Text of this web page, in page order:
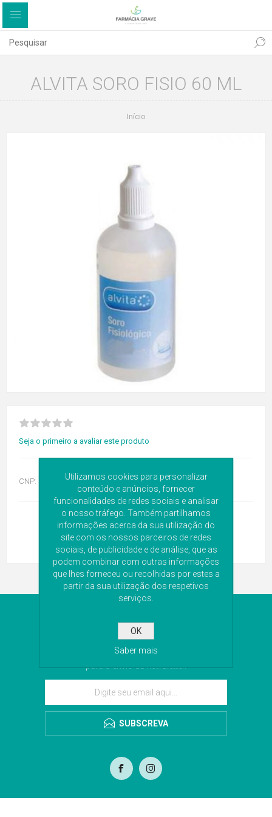
ALVITA SORO FISIO 60 ML
Início
Seja o primeiro a avaliar este produto
CNP: 6167619
NEWSLETTER
Subscreva a nossa newsletter para receber as
últimas novidades. Iremos guardar o seu email
para o envio da newsletter.
SUBSCREVA
Utilizamos cookies para personalizar
conteúdo e anúncios, fornecer
funcionalidades de redes sociais e analisar
o nosso tráfego. Também partilhamos
informações acerca da sua utilização do
site com os nossos parceiros de redes
sociais, de publicidade e de análise, que as
podem combinar com outras informações
que lhes forneceu ou recolhidas por estes a
partir da sua utilização dos respetivos
serviços.
OK
Saber mais